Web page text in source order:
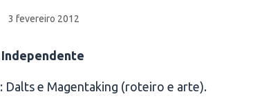
3 fevereiro 2012
Independente
: Dalts e Magentaking (roteiro e arte).